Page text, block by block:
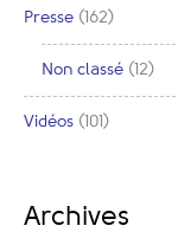
Presse (162)
Non classé (12)
Vidéos (101)
Archives